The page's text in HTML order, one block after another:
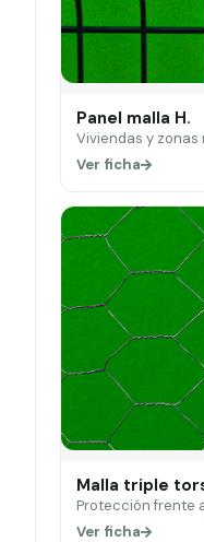
Panel malla H.
Viviendas y zonas
Ver ficha
Malla triple
Protección frente
Ver ficha